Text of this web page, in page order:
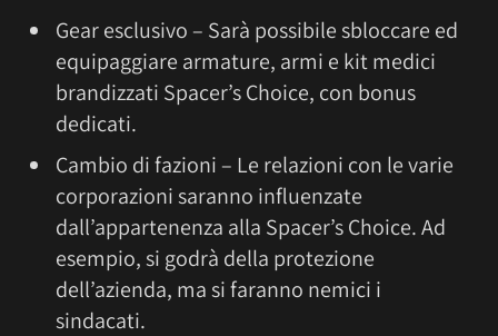
Gear esclusivo – Sarà possibile sbloccare ed
equipaggiare armature, armi e kit medici
brandizzati Spacer’s Choice, con bonus
dedicati.
Cambio di fazioni – Le relazioni con le varie
corporazioni saranno influenzate
dall’appartenenza alla Spacer’s Choice. Ad
esempio, si godrà della protezione
dell’azienda, ma si faranno nemici i
sindacati.